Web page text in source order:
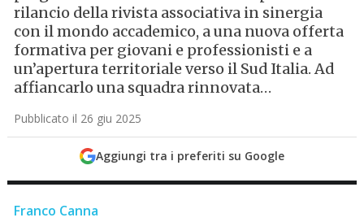
rilancio della rivista associativa in sinergia
con il mondo accademico, a una nuova offerta
formativa per giovani e professionisti e a
un’apertura territoriale verso il Sud Italia. Ad
affiancarlo una squadra rinnovata…
Pubblicato il 26 giu 2025
Aggiungi tra i preferiti su Google
Franco Canna